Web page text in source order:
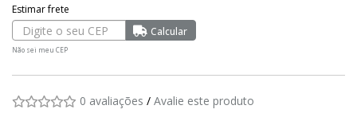
Não sei meu CEP
0 avaliações / Avalie este produto